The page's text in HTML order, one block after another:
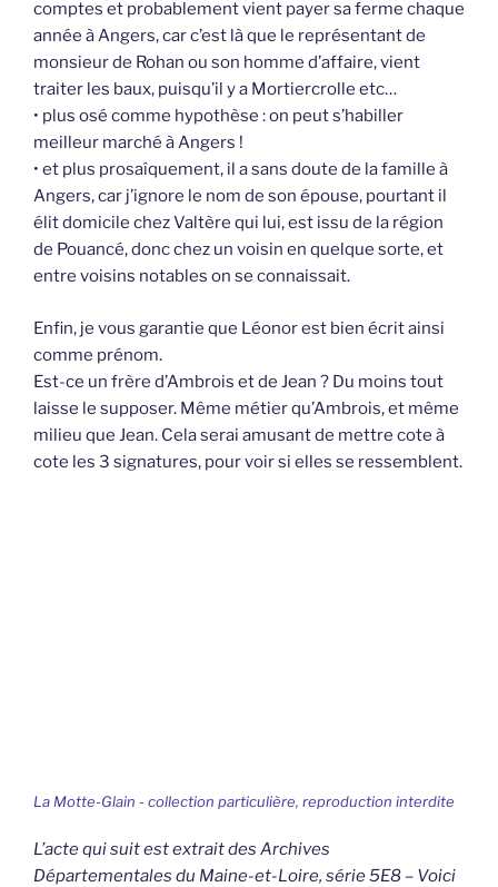
comptes et probablement vient payer sa ferme chaque
année à Angers, car c’est là que le représentant de
monsieur de Rohan ou son homme d’affaire, vient
traiter les baux, puisqu’il y a Mortiercrolle etc…
• plus osé comme hypothèse : on peut s’habiller
meilleur marché à Angers !
• et plus prosaîquement, il a sans doute de la famille à
Angers, car j’ignore le nom de son épouse, pourtant il
élit domicile chez Valtère qui lui, est issu de la région
de Pouancé, donc chez un voisin en quelque sorte, et
entre voisins notables on se connaissait.
Enfin, je vous garantie que Léonor est bien écrit ainsi
comme prénom.
Est-ce un frère d’Ambrois et de Jean ? Du moins tout
laisse le supposer. Même métier qu’Ambrois, et même
milieu que Jean. Cela serai amusant de mettre cote à
cote les 3 signatures, pour voir si elles se ressemblent.
La Motte-Glain - collection particulière, reproduction interdite
L’acte qui suit est extrait des Archives
Départementales du Maine-et-Loire, série 5E8 – Voici